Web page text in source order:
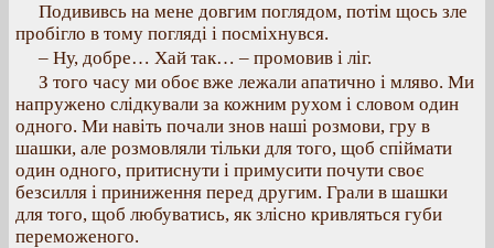
Подививсь на мене довгим поглядом, потім щось зле
пробігло в тому погляді і посміхнувся.
– Ну, добре… Хай так… – промовив і ліг.
З того часу ми обоє вже лежали апатично і мляво. Ми
напружено слідкували за кожним рухом і словом один
одного. Ми навіть почали знов наші розмови, гру в
шашки, але розмовляли тільки для того, щоб спіймати
один одного, притиснути і примусити почути своє
безсилля і приниження перед другим. Грали в шашки
для того, щоб любуватись, як злісно кривляться губи
переможеного.